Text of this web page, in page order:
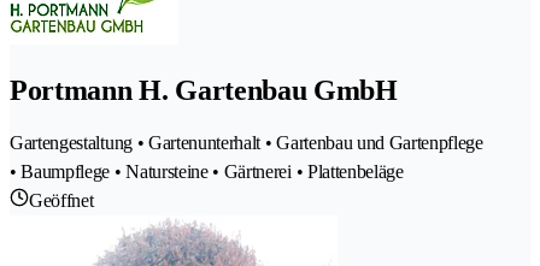
Portmann H. Gartenbau GmbH
Gartengestaltung • Gartenunterhalt • Gartenbau und Gartenpflege
• Baumpflege • Natursteine • Gärtnerei • Plattenbeläge
Geöffnet